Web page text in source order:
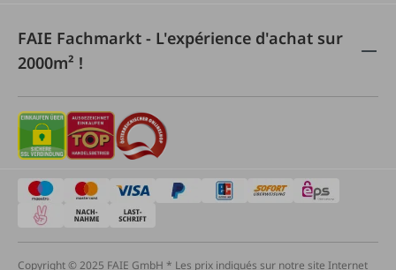
FAIE Fachmarkt - L'expérience d'achat sur
2000m² !
Copyright © 2025 FAIE GmbH * Les prix indiqués sur notre site Internet